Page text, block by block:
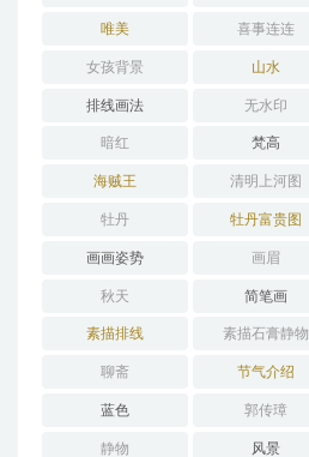
唯美 喜事连连
女孩背景 山水
排线画法 无水印
暗红 梵高
海贼王 清明上河图
牡丹 牡丹富贵图
画画姿势 画眉
秋天 简笔画
素描排线 素描石膏静物
聊斋 节气介绍
蓝色 郭传璋
静物 风景